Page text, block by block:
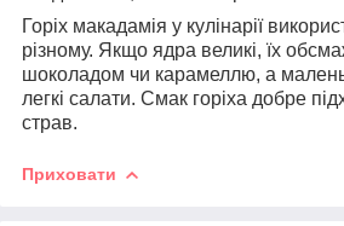
Горіх макадамія у кулінарії
різному. Якщо ядра великі, їх
шоколадом чи карамеллю, а
легкі салати. Смак горіха добре
страв.
Приховати